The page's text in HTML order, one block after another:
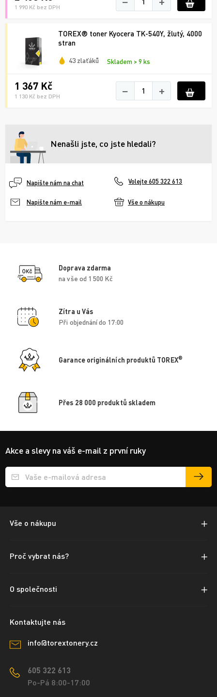
1 990 Kč bez DPH
TOREX® toner Kyocera TK-540Y, žlutý, 4000
stran
43 zlaťáků Skladem > 9 ks
1 367 Kč
1 130 Kč bez DPH − +
Nenašli jste, co jste hledali?
Napište nám na chat Volejte 605 322 613
Napište nám e-mail Vše o nákupu
Doprava zdarma
na vše od 1 500 Kč
Zítra u Vás
Při objednání do 17:00
Garance originálních produktů TOREX®
Přes 28 000 produktů skladem
Akce a slevy na váš e-mail z první ruky
Přihlášení e-mailu k odběru
Vše o nákupu
Proč vybrat nás?
O společnosti
Kontaktujte nás
info@torextonery.cz
605 322 613
Po-Pá 8:00-17:00